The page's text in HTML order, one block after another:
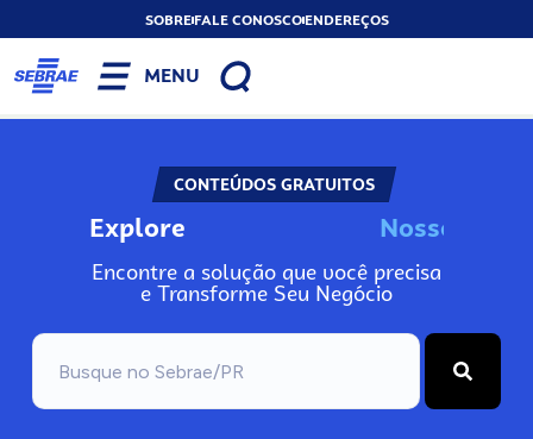
SOBREFALE CONOSCOENDEREÇOS
MENU
CONTEÚDOS GRATUITOS
Explore Nosso
Encontre a solução que você precisa
e Transforme Seu Negócio